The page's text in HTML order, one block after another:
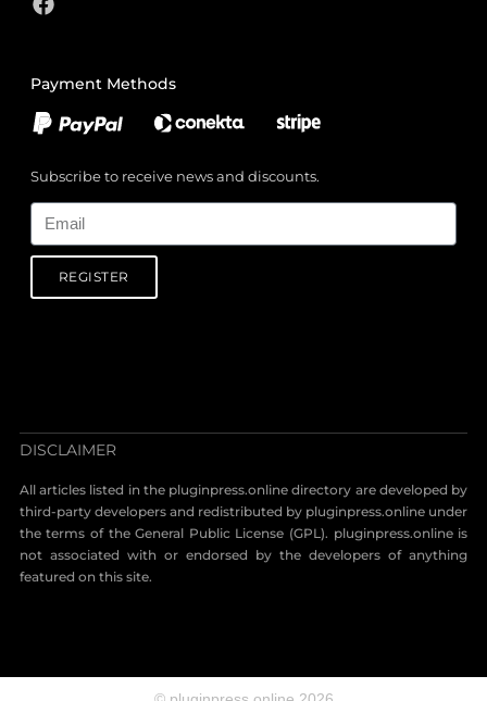
Payment Methods
Subscribe to receive news and discounts.
REGISTER
DISCLAIMER
All articles listed in the pluginpress.online directory are developed by
third-party developers and redistributed by pluginpress.online under
the terms of the General Public License (GPL). pluginpress.online is
not associated with or endorsed by the developers of anything
featured on this site.